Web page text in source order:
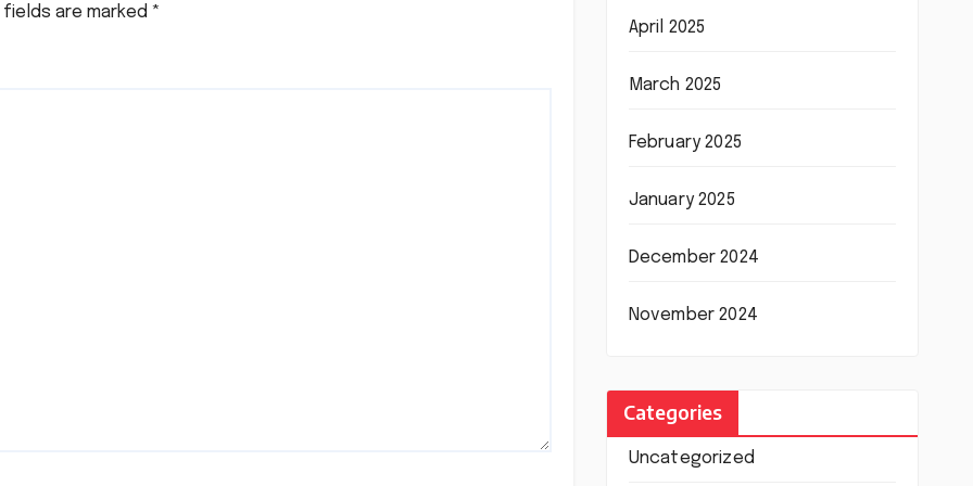
fields are marked *
April 2025
March 2025
February 2025
January 2025
December 2024
November 2024
Categories
Uncategorized